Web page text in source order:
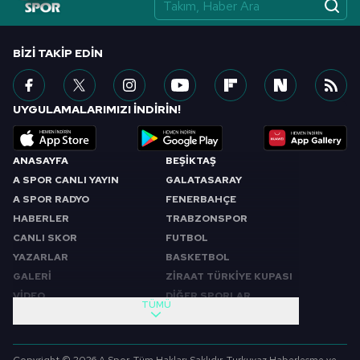
vasıtasıyla belirleyebilirsiniz. Çerezlere ilişkin detaylı bilgi
için Ayarlar butonuna tıklayabilir,Çerez Bilgilendirme
Metnimizi
ziyaret edebilirsiniz.
6698 sayılı Kişisel Verilerin Korunması Kanunu uyarınca
hazırlanmış Aydınlatma Metnimizi okumak ve sitemizde
ilgili mevzuata uygun olarak kullanılan çerezlerle ilgili bilgi
almak için lütfen
tıklayınız.
ANASAYFA
A SPOR CANLI YAYIN
A SPOR RADYO
HABERLER
CANLI SKOR
YAZARLAR
GALERİ
VİDEO
BEŞİKTAŞ
GALATASARAY
FENERBAHÇE
TRABZONSPOR
FUTBOL
BASKETBOL
ZİRAAT TÜRKİYE KUPASI
DİĞER SPORLAR
SABAH SPORU
FUTBOL
TÜMÜ
BIZI TAKIP EDIN
UYGULAMALARIMIZI İNDİRİN!